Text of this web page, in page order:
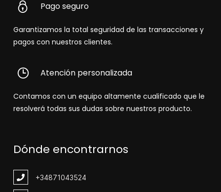
Pago seguro
Garantizamos la total seguridad de las transacciones y
pagos con nuestros clientes.
Atención personalizada
Contamos con un equipo altamente cualificado que le
resolverá todas sus dudas sobre nuestros producto.
Dónde encontrarnos
+34871043524